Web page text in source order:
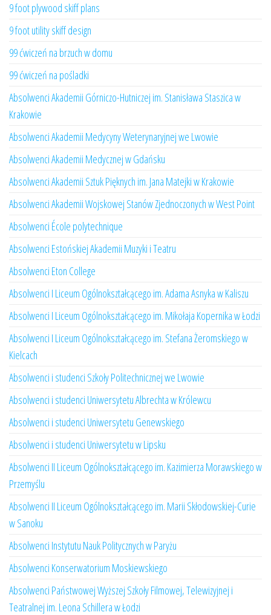
9 foot plywood skiff plans
9 foot utility skiff design
99 ćwiczeń na brzuch w domu
99 ćwiczeń na pośladki
Absolwenci Akademii Górniczo-Hutniczej im. Stanisława Staszica w
Krakowie
Absolwenci Akademii Medycyny Weterynaryjnej we Lwowie
Absolwenci Akademii Medycznej w Gdańsku
Absolwenci Akademii Sztuk Pięknych im. Jana Matejki w Krakowie
Absolwenci Akademii Wojskowej Stanów Zjednoczonych w West Point
Absolwenci École polytechnique
Absolwenci Estońskiej Akademii Muzyki i Teatru
Absolwenci Eton College
Absolwenci I Liceum Ogólnokształcącego im. Adama Asnyka w Kaliszu
Absolwenci I Liceum Ogólnokształcącego im. Mikołaja Kopernika w Łodzi
Absolwenci I Liceum Ogólnokształcącego im. Stefana Żeromskiego w
Kielcach
Absolwenci i studenci Szkoły Politechnicznej we Lwowie
Absolwenci i studenci Uniwersytetu Albrechta w Królewcu
Absolwenci i studenci Uniwersytetu Genewskiego
Absolwenci i studenci Uniwersytetu w Lipsku
Absolwenci II Liceum Ogólnokształcącego im. Kazimierza Morawskiego w
Przemyślu
Absolwenci II Liceum Ogólnokształcącego im. Marii Skłodowskiej-Curie
w Sanoku
Absolwenci Instytutu Nauk Politycznych w Paryżu
Absolwenci Konserwatorium Moskiewskiego
Absolwenci Państwowej Wyższej Szkoły Filmowej, Telewizyjnej i
Teatralnej im. Leona Schillera w Łodzi